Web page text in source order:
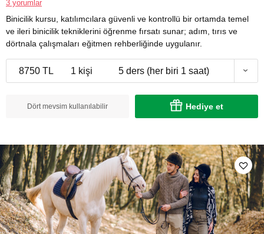
3 yorumlar
Binicilik kursu, katılımcılara güvenli ve kontrollü bir ortamda temel
ve ileri binicilik tekniklerini öğrenme fırsatı sunar; adım, tırıs ve
dörtnala çalışmaları eğitmen rehberliğinde uygulanır.
8750 TL 1 kişi 5 ders (her biri 1 saat)
Dört mevsim kullanılabilir Hediye et